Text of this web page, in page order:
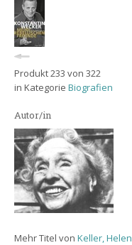
Produkt 233 von 322
in Kategorie Biografien
Autor/in
Mehr Titel von Keller, Helen